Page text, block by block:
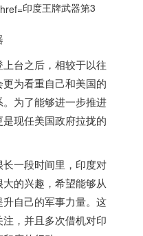
印度王牌武器第3
台之后，相较于以往
为看重自己和美国的
为了能够进一步推进
是现任美国政府拉拢的
一段时间里， 印度对
的兴趣，希望能够从
自己的军事力量。这
，并且多次借机对印